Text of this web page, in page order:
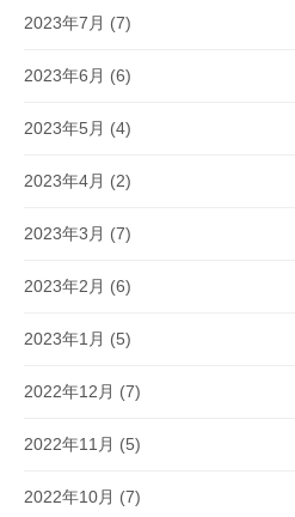
2023年7月 (7)
2023年6月 (6)
2023年5月 (4)
2023年4月 (2)
2023年3月 (7)
2023年2月 (6)
2023年1月 (5)
2022年12月 (7)
2022年11月 (5)
2022年10月 (7)